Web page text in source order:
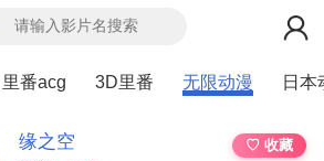
里番acg 3D里番 无限动漫 日本
缘之空
♡ 收藏